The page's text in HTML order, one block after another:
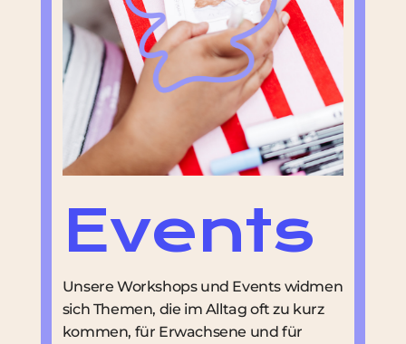
Events
Unsere Workshops und Events widmen
sich Themen, die im Alltag oft zu kurz
kommen, für Erwachsene und für